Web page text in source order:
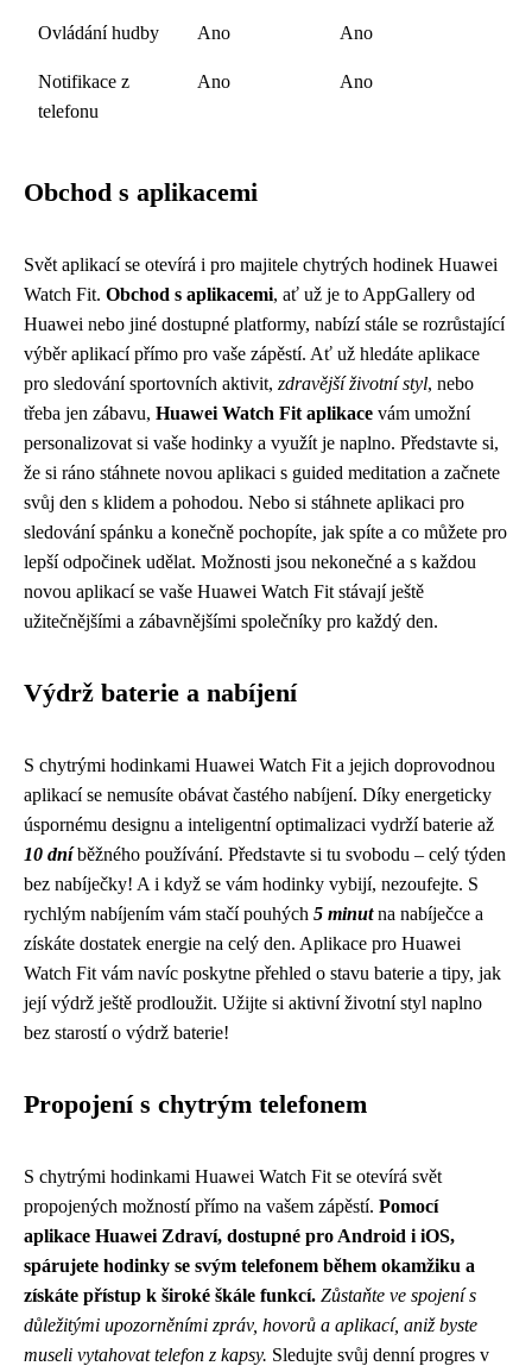
Ovládání hudby Ano Ano
Notifikace z
telefonu
Ano Ano
Obchod s aplikacemi
Svět aplikací se otevírá i pro majitele chytrých hodinek Huawei
Watch Fit. Obchod s aplikacemi, ať už je to AppGallery od
Huawei nebo jiné dostupné platformy, nabízí stále se rozrůstající
výběr aplikací přímo pro vaše zápěstí. Ať už hledáte aplikace
pro sledování sportovních aktivit, zdravější životní styl, nebo
třeba jen zábavu, Huawei Watch Fit aplikace vám umožní
personalizovat si vaše hodinky a využít je naplno. Představte si,
že si ráno stáhnete novou aplikaci s guided meditation a začnete
svůj den s klidem a pohodou. Nebo si stáhnete aplikaci pro
sledování spánku a konečně pochopíte, jak spíte a co můžete pro
lepší odpočinek udělat. Možnosti jsou nekonečné a s každou
novou aplikací se vaše Huawei Watch Fit stávají ještě
užitečnějšími a zábavnějšími společníky pro každý den.
Výdrž baterie a nabíjení
S chytrými hodinkami Huawei Watch Fit a jejich doprovodnou
aplikací se nemusíte obávat častého nabíjení. Díky energeticky
úspornému designu a inteligentní optimalizaci vydrží baterie až
10 dníběžného používání. Představte si tu svobodu – celý týden
bez nabíječky! A i když se vám hodinky vybijí, nezoufejte. S
rychlým nabíjením vám stačí pouhých 5 minutna nabíječce a
získáte dostatek energie na celý den. Aplikace pro Huawei
Watch Fit vám navíc poskytne přehled o stavu baterie a tipy, jak
její výdrž ještě prodloužit. Užijte si aktivní životní styl naplno
bez starostí o výdrž baterie!
Propojení s chytrým telefonem
S chytrými hodinkami Huawei Watch Fit se otevírá svět
propojených možností přímo na vašem zápěstí. Pomocí
aplikace Huawei Zdraví, dostupné pro Android i iOS,
spárujete hodinky se svým telefonem během okamžiku a
získáte přístup k široké škále funkcí. Zůstaňte ve spojení s
důležitými upozorněními zpráv, hovorů a aplikací, aniž byste
museli vytahovat telefon z kapsy. Sledujte svůj denní progres v